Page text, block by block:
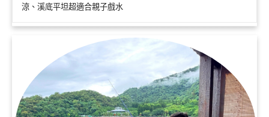
涼、溪底平坦超適合親子戲水